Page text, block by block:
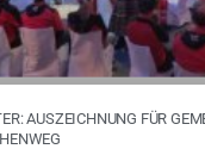
AUSZEICHNUNG FÜR